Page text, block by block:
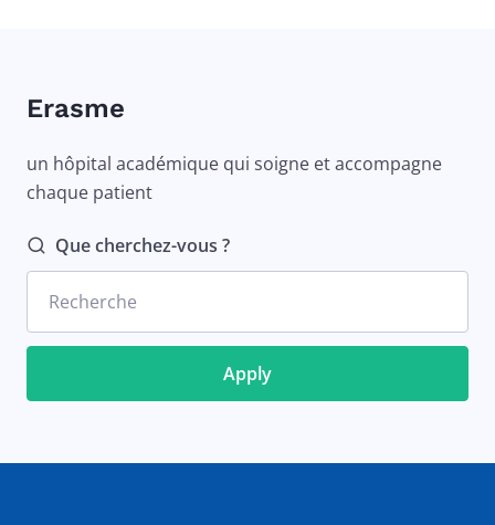
Erasme
un hôpital académique qui soigne et accompagne
chaque patient
Que cherchez-vous ?
Recherche